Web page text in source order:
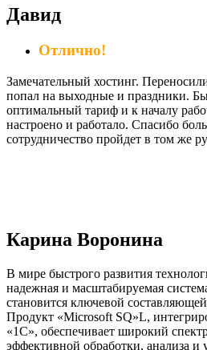
Давид
Отлично!
Замечательный хостинг.
попал на выходные и праздники.
оптимальный тариф и к началу
настроено и работало. Спасибо
сотрудничество пройдет в том же
Карина Воронина
В мире быстрого развития
надежная и масштабируемая
становится ключевой
Продукт «Microsoft SQ»L,
«1С», обеспечивает широкий
эффективной обработки, анализа